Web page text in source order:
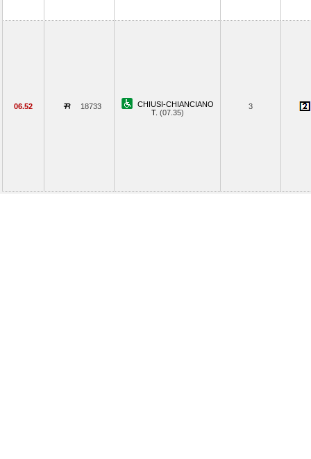
06.52 18733
CHIUSI-CHIANCIANO
T. (07.35)
3